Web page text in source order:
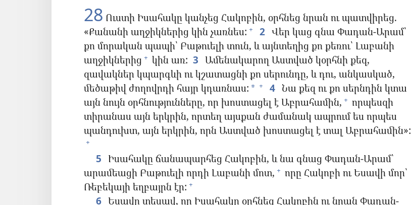
28 Ուստի Իսահակը կանչեց Հակոբին, օրհնեց նրան ու պատվիրեց.
«Քանանի աղջիկներից կին չառնես: + 2 Վեր կաց գնա Փադան-Արամ՝
քո մորական պապի՝ Բաթուելի տուն, և այնտեղից քո քեռու՝ Լաբանի
աղջիկներից + կին առ: 3 Ամենակարող Աստված կօրհնի քեզ,
զավակներ կպարգևի ու կշատացնի քո սերունդը, և դու, անկասկած,
մեծաթիվ ժողովրդի հայր կդառնաս: * + 4 Նա քեզ ու քո սերնդին կտա
այն նույն օրհնությունները, որ խոստացել է Աբրահամին, + որպեսզի
տիրանաս այն երկրին, որտեղ այսքան ժամանակ ապրում ես որպես
պանդուխտ, այն երկրին, որն Աստված խոստացել է տալ Աբրահամին»:
+
5 Իսահակը ճանապարհեց Հակոբին, և նա գնաց Փադան-Արամ՝
արամեացի Բաթուելի որդի Լաբանի մոտ, + որը Հակոբի ու Եսավի մոր՝
Ռեբեկայի եղբայրն էր: +
6 Եսավը տեսավ, որ Իսահակը օրհնեց Հակոբին ու նրան Փադան-